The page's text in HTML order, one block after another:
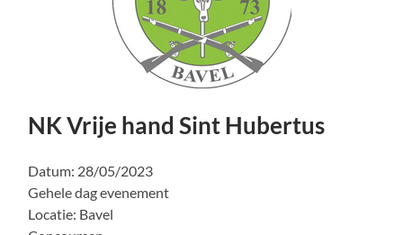
NK Vrije hand Sint Hubertus
Datum: 28/05/2023
Gehele dag evenement
Locatie: Bavel